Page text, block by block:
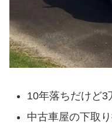
10年落ちだけど3
中古車屋の下取